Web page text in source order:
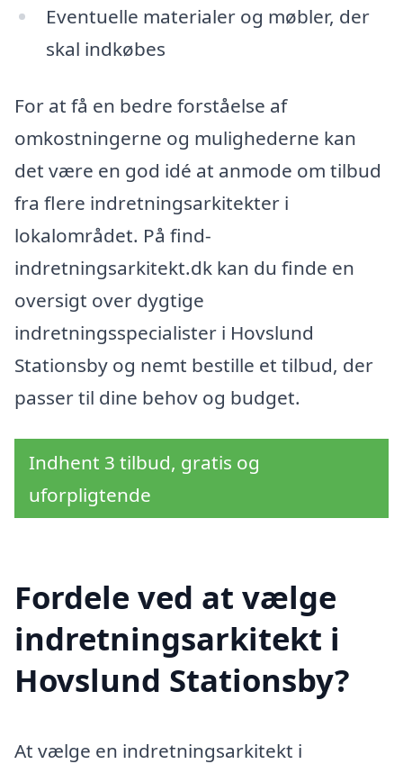
Eventuelle materialer og møbler, der
skal indkøbes
For at få en bedre forståelse af
omkostningerne og mulighederne kan
det være en god idé at anmode om tilbud
fra flere indretningsarkitekter i
lokalområdet. På find-
indretningsarkitekt.dk kan du finde en
oversigt over dygtige
indretningsspecialister i Hovslund
Stationsby og nemt bestille et tilbud, der
passer til dine behov og budget.
Indhent 3 tilbud, gratis og
uforpligtende
Fordele ved at vælge
indretningsarkitekt i
Hovslund Stationsby?
At vælge en indretningsarkitekt i